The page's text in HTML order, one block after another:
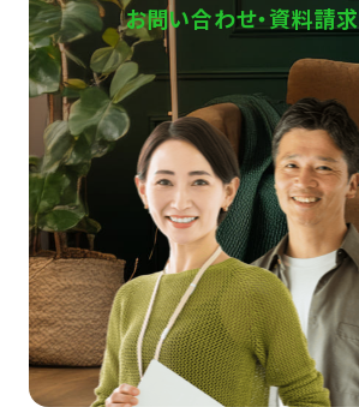
お問い合わせ・資料請求